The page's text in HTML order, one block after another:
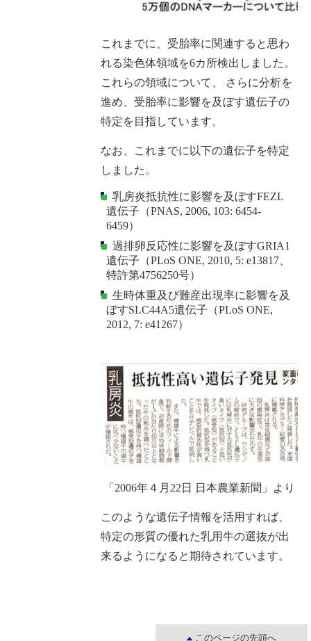
これまでに、受胎率に関連すると思わ
れる染色体領域を6カ所検出しました。
これらの領域について、 さらに分析を
進め、受胎率に影響を及ぼす遺伝子の
特定を目指しています。
なお、これまでに以下の遺伝子を特定
しました。
乳房炎抵抗性に影響を及ぼすFEZL
遺伝子（PNAS, 2006, 103: 6454-
6459）
過排卵反応性に影響を及ぼすGRIA1
遺伝子（PLoS ONE, 2010, 5: e13817、
特許第4756250号）
生時体重及び難産出現率に影響を及
ぼすSLC44A5遺伝子（PLoS ONE,
2012, 7: e41267）
「 2006年４月 22 日 日本農業新聞」より
このような遺伝子情報を活用すれば、
特定の形質の優れた乳用牛の選抜が出
来るようになると期待されています。
このページの先頭へ